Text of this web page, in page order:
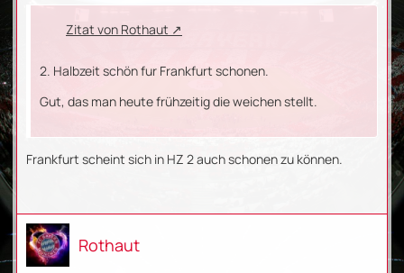
Zitat von Rothaut
2. Halbzeit schön fur Frankfurt schonen.
Gut, das man heute frühzeitig die weichen stellt.
Frankfurt scheint sich in HZ 2 auch schonen zu können.
Rothaut